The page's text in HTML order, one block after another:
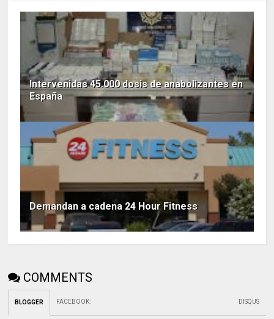
Intervenidas 45.000 dosis de anabolizantes en
España
Demandan a cadena 24 Hour Fitness
COMMENTS
BLOGGER FACEBOOK: DISQUS